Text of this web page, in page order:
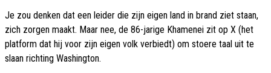
Je zou denken dat een leider die zijn eigen land in brand ziet staan,
zich zorgen maakt. Maar nee, de 86-jarige Khamenei zit op X (het
platform dat hij voor zijn eigen volk verbiedt) om stoere taal uit te
slaan richting Washington.